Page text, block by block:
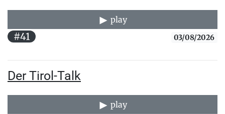
play
#41 03/08/2026
Der Tirol-Talk
play